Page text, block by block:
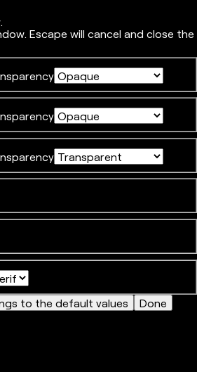
Escape will cancel and close the
to the default values
Done